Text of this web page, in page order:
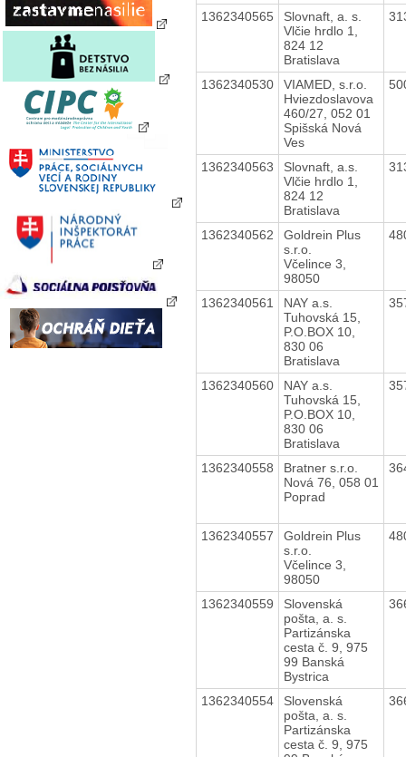
1362340565
Slovnaft, a. s.
Vlčie hrdlo 1,
824 12
Bratislava
1362340530
VIAMED, s.r.o.
Hviezdoslavova
460/27, 052 01
Spišská Nová
Ves
1362340563
Slovnaft, a.s.
Vlčie hrdlo 1,
824 12
Bratislava
1362340562
Goldrein Plus
s.r.o.
Včelince 3,
98050
1362340561
NAY a.s.
Tuhovská 15,
P.O.BOX 10,
830 06
Bratislava
1362340560
NAY a.s.
Tuhovská 15,
P.O.BOX 10,
830 06
Bratislava
1362340558
Bratner s.r.o.
Nová 76, 058 01
Poprad
1362340557
Goldrein Plus
s.r.o.
Včelince 3,
98050
1362340559
Slovenská
pošta, a. s.
Partizánska
cesta č. 9, 975
99 Banská
Bystrica
1362340554
Slovenská
pošta, a. s.
Partizánska
cesta č. 9, 975